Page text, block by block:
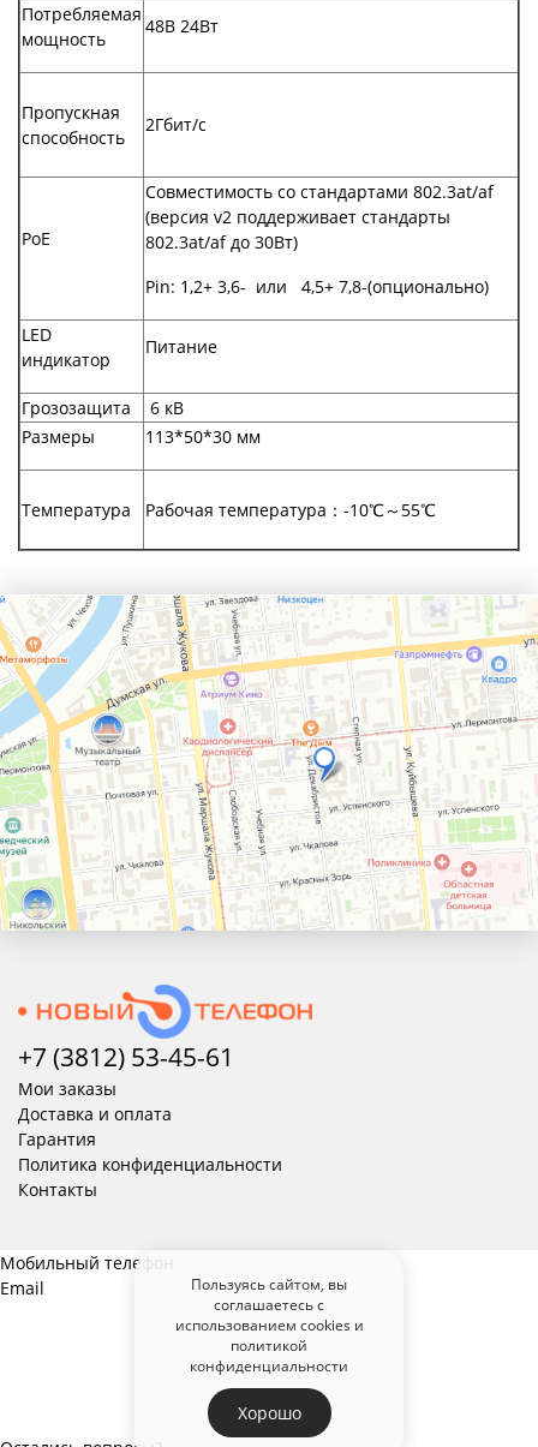
Потребляемая
мощность
48В 24Вт
Пропускная
способность
2Гбит/с
PoE
Совместимость со стандартами 802.3at/af
(версия v2 поддерживает стандарты
802.3at/af до 30Вт)
Pin: 1,2+ 3,6- или 4,5+ 7,8-(опционально)
LED
индикатор
Питание
Грозозащита
6 кВ
Размеры
113*50*30 мм
Температура Рабочая температура：-10℃～55℃
+7 (3812) 53-45-61
Мои заказы
Доставка и оплата
Гарантия
Политика конфиденциальности
Контакты
Пользуясь сайтом, вы
соглашаетесь с
использованием cookies и
политикой
конфиденциальности
Хорошо
Мобильный телефон
Email